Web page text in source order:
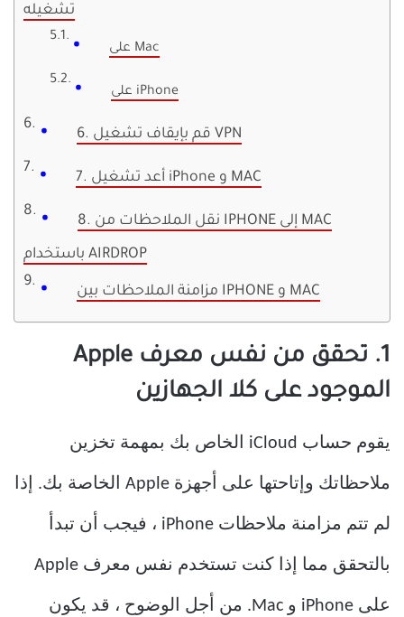
تشغيله
على Mac
على iPhone
6. قم بإيقاف تشغيل VPN
7. أعد تشغيل iPhone و MAC
8. نقل الملاحظات من IPHONE إلى MAC
باستخدام AIRDROP
مزامنة الملاحظات بين IPHONE و MAC
1. تحقق من نفس معرف Apple
الموجود على كلا الجهازين
يقوم حساب iCloud الخاص بك بمهمة تخزين
ملاحظاتك وإتاحتها على أجهزة Apple الخاصة بك. إذا
لم تتم مزامنة ملاحظات iPhone ، فيجب أن تبدأ
بالتحقق مما إذا كنت تستخدم نفس معرف Apple
على iPhone و Mac. من أجل الوضوح ، قد يكون